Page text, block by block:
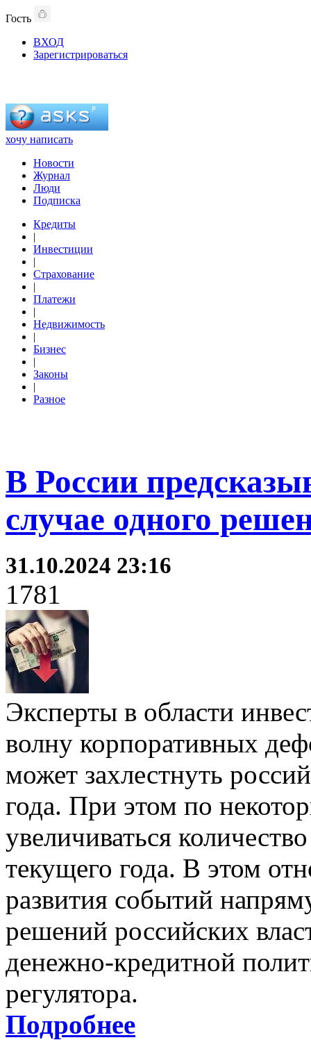
Гость
ВХОД
Зарегистрироваться
хочу написать
Новости
Журнал
Люди
Подписка
Кредиты
|
Инвестиции
|
Страхование
|
Платежи
|
Недвижимость
|
Бизнес
|
Законы
|
Разное
В России
случае одного
31.10.2024 23:16
1781
Эксперты в области
волну корпоративных
может захлестнуть
года. При этом по
увеличиваться
текущего года. В этом
развития событий
решений российских
денежно-кредитной
регулятора.
Подробнее